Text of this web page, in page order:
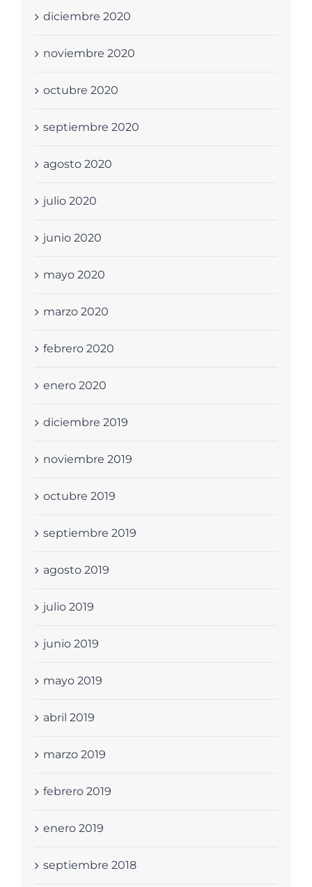
diciembre 2020
noviembre 2020
octubre 2020
septiembre 2020
agosto 2020
julio 2020
junio 2020
mayo 2020
marzo 2020
febrero 2020
enero 2020
diciembre 2019
noviembre 2019
octubre 2019
septiembre 2019
agosto 2019
julio 2019
junio 2019
mayo 2019
abril 2019
marzo 2019
febrero 2019
enero 2019
septiembre 2018